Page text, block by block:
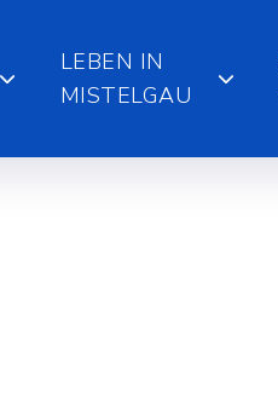
LEBEN IN
MISTELGAU